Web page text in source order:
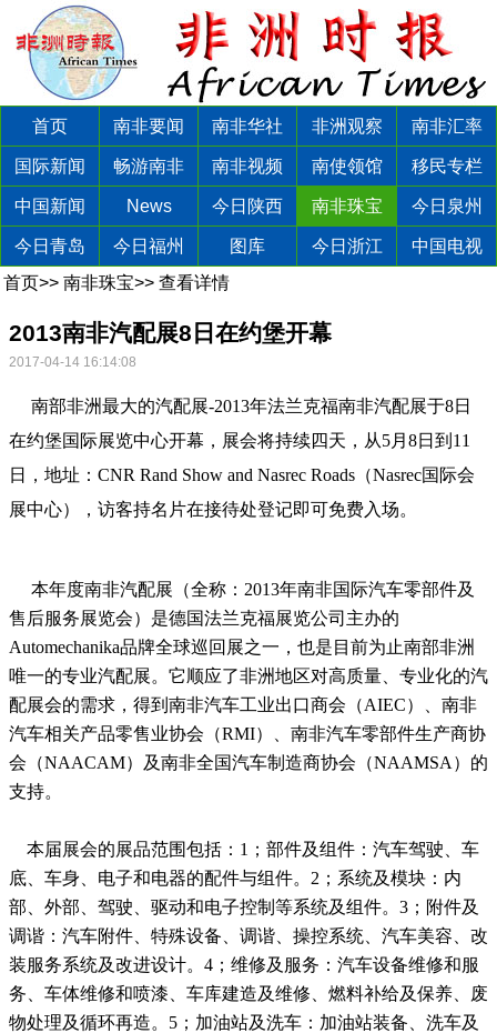
首页 南非要闻 南非华社 非洲观察 南非汇率
国际新闻 畅游南非 南非视频 南使领馆 移民专栏
中国新闻 News 今日陕西 南非珠宝 今日泉州
今日青岛 今日福州 图库 今日浙江
中国电视
首页>> 南非珠宝>> 查看详情
2013南非汽配展8日在约堡开幕
2017-04-14 16:14:08
南部非洲最大的汽配展-2013年法兰克福南非汽配展于8日
在约堡国际展览中心开幕，展会将持续四天，从5月8日到11
日，地址：CNR Rand Show and Nasrec Roads（Nasrec国际会
展中心），访客持名片在接待处登记即可免费入场。
本年度南非汽配展（全称：2013年南非国际汽车零部件及
售后服务展览会）是德国法兰克福展览公司主办的
Automechanika品牌全球巡回展之一，也是目前为止南部非洲
唯一的专业汽配展。它顺应了非洲地区对高质量、专业化的汽
配展会的需求，得到南非汽车工业出口商会（AIEC）、南非
汽车相关产品零售业协会（RMI）、南非汽车零部件生产商协
会（NAACAM）及南非全国汽车制造商协会（NAAMSA）的
支持。
本届展会的展品范围包括：1；部件及组件：汽车驾驶、车
底、车身、电子和电器的配件与组件。2；系统及模块：内
部、外部、驾驶、驱动和电子控制等系统及组件。3；附件及
调谐：汽车附件、特殊设备、调谐、操控系统、汽车美容、改
装服务系统及改进设计。4；维修及服务：汽车设备维修和服
务、车体维修和喷漆、车库建造及维修、燃料补给及保养、废
物处理及循环再造。5；加油站及洗车：加油站装备、洗车及